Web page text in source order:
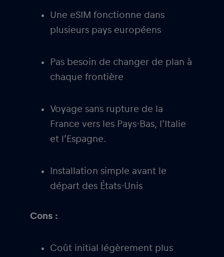
Une eSIM fonctionne dans
plusieurs pays européens
Pas besoin de changer de plan à
chaque frontière
Voyage sans rupture de la
France vers les Pays-Bas, l’Italie
et l’Espagne.
Installation simple avant le
départ des États-Unis
Cons :
Coût initial légèrement plus